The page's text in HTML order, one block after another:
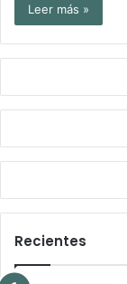
Leer más »
Recientes